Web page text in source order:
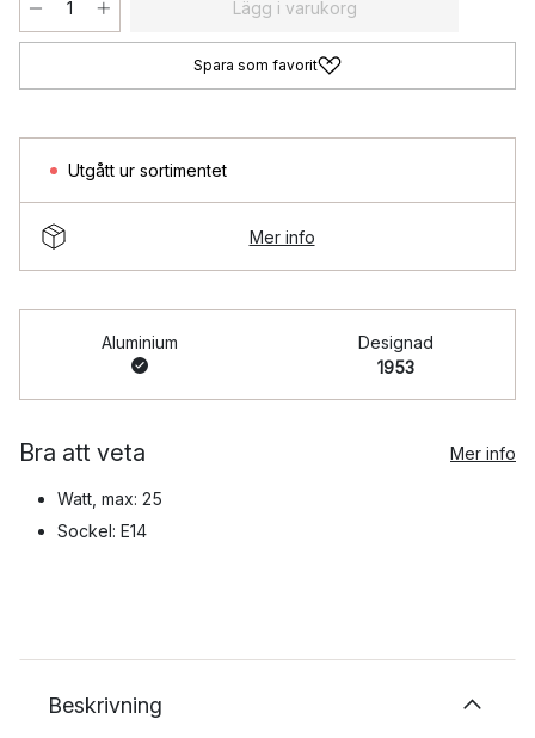
Lägg i varukorg
Spara som favorit
Utgått ur sortimentet
Mer info
Aluminium
Designad
1953
Bra att veta Mer info
Watt, max: 25
Sockel: E14
Beskrivning